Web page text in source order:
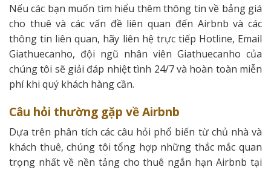
Nếu các bạn muốn tìm hiểu thêm thông tin về bảng giá
cho thuê và các vấn đề liên quan đến Airbnb và các
thông tin liên quan, hãy liên hệ trực tiếp Hotline, Email
Giathuecanho, đội ngũ nhân viên Giathuecanho của
chúng tôi sẽ giải đáp nhiệt tình 24/7 và hoàn toàn miễn
phí khi quý khách hàng cần.
Câu hỏi thường gặp về Airbnb
Dựa trên phân tích các câu hỏi phổ biến từ chủ nhà và
khách thuê, chúng tôi tổng hợp những thắc mắc quan
trọng nhất về nền tảng cho thuê ngắn hạn Airbnb tại